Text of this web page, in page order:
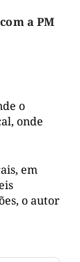
a PM
o
onde
em
o autor